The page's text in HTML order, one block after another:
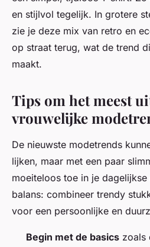
en stijlvol tegelijk. In grotere
zie je deze mix van retro en
op straat terug, wat de trend
maakt.
Tips om het meest
vrouwelijke
De nieuwste modetrends
lijken, maar met een paar
moeiteloos toe in je
balans: combineer trendy
voor een persoonlijke en
Begin met de basics zoals